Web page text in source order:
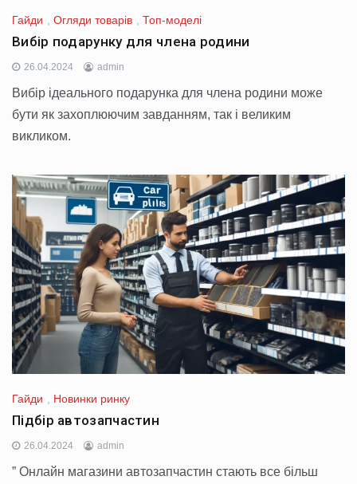
Гайди Огляди товарів Топ-моделі
Вибір подарунку для члена родини
26.04.2024 admin
Вибір ідеального подарунка для члена родини може
бути як захоплюючим завданням, так і великим
викликом.
Гайди , Новинки ринку
Підбір автозапчастин
26.04.2024 admin
” Онлайн магазини автозапчастин стають все більш